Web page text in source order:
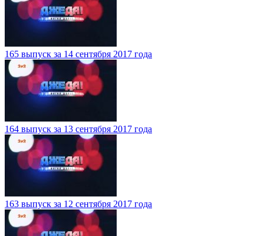
165 выпуск за 14 сентября 2017 года
164 выпуск за 13 сентября 2017 года
163 выпуск за 12 сентября 2017 года